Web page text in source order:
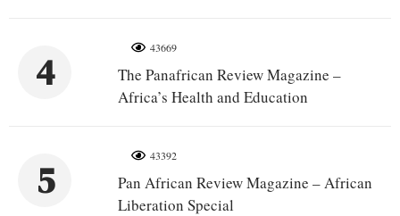
4
43669
The Panafrican Review Magazine –
Africa’s Health and Education
5
43392
Pan African Review Magazine – African
Liberation Special